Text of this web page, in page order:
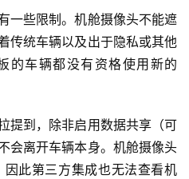
一些限制。机舱摄像头不能遮
传统车辆以及出于隐私或其他
的车辆都没有资格使用新的
提到，除非启用数据共享（可
会离开车辆本身。机舱摄像头
此第三方集成也无法查看机